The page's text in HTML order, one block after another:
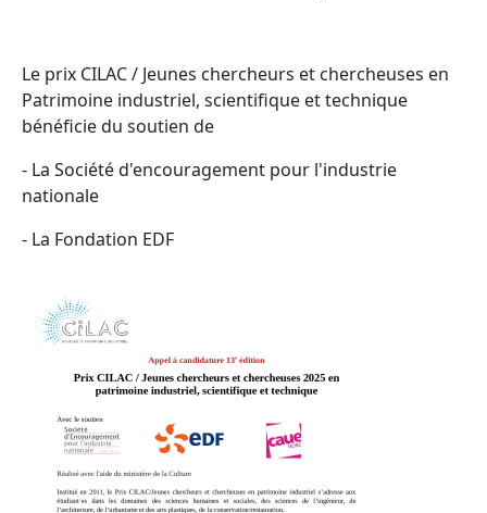
Le prix CILAC / Jeunes chercheurs et chercheuses en
Patrimoine industriel, scientifique et technique
bénéficie du soutien de
- La Société d'encouragement pour l'industrie
nationale
- La Fondation EDF